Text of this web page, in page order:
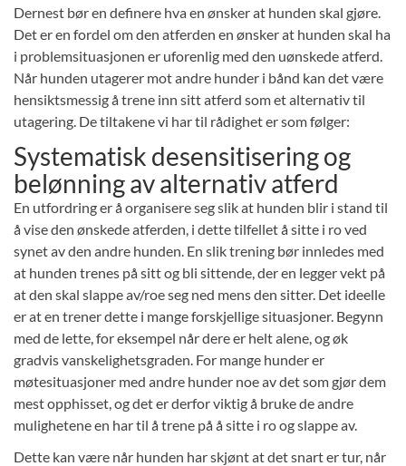
Dernest bør en definere hva en ønsker at hunden skal gjøre.
Det er en fordel om den atferden en ønsker at hunden skal ha
i problemsituasjonen er uforenlig med den uønskede atferd.
Når hunden utagerer mot andre hunder i bånd kan det være
hensiktsmessig å trene inn sitt atferd som et alternativ til
utagering. De tiltakene vi har til rådighet er som følger:
Systematisk desensitisering og
belønning av alternativ atferd
En utfordring er å organisere seg slik at hunden blir i stand til
å vise den ønskede atferden, i dette tilfellet å sitte i ro ved
synet av den andre hunden. En slik trening bør innledes med
at hunden trenes på sitt og bli sittende, der en legger vekt på
at den skal slappe av/roe seg ned mens den sitter. Det ideelle
er at en trener dette i mange forskjellige situasjoner. Begynn
med de lette, for eksempel når dere er helt alene, og øk
gradvis vanskelighetsgraden. For mange hunder er
møtesituasjoner med andre hunder noe av det som gjør dem
mest opphisset, og det er derfor viktig å bruke de andre
mulighetene en har til å trene på å sitte i ro og slappe av.
Dette kan være når hunden har skjønt at det snart er tur, når